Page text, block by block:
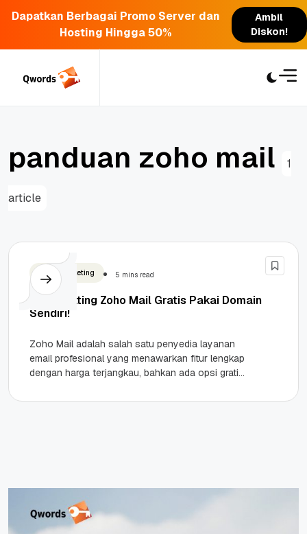
Dapatkan Berbagai Promo Server dan
Hosting Hingga 50%
Ambil
Diskon!
panduan zoho mail 1
article
Email Marketing 5 mins read
Cara Setting Zoho Mail Gratis Pakai Domain
Sendiri!
Zoho Mail adalah salah satu penyedia layanan
email profesional yang menawarkan fitur lengkap
dengan harga terjangkau, bahkan ada opsi gratis